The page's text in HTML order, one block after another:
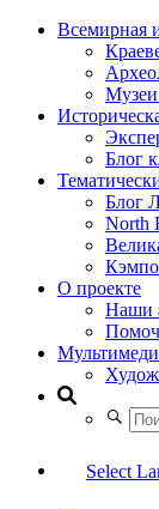
Всемирная
Музеи
Блог
Блог
North
О проекте
Наши
Select